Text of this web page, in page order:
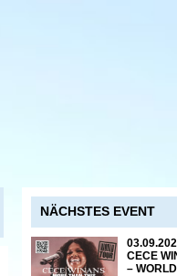
NÄCHSTES EVENT
CECE
–